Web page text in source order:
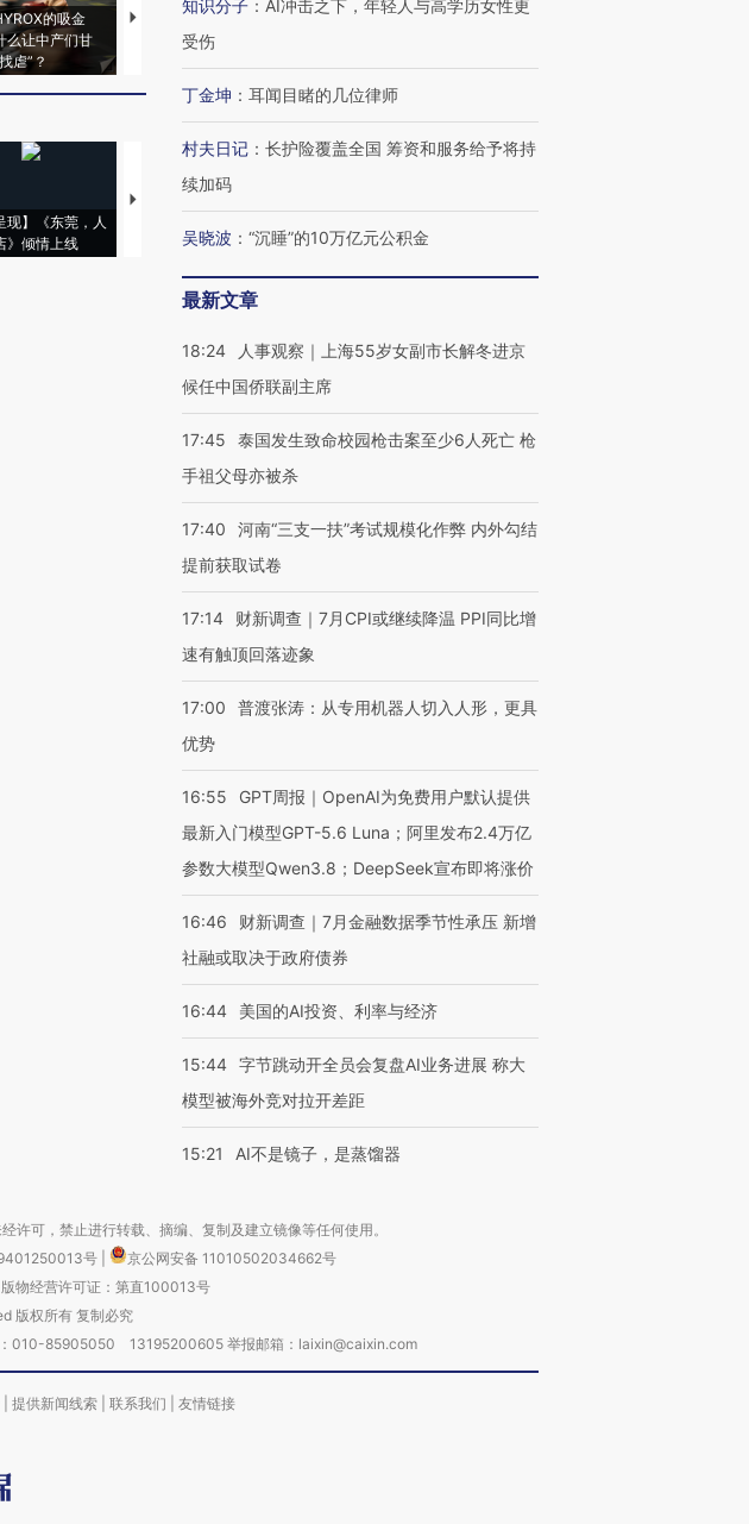
的吸金
么让中产们甘
虐”？
马航飞行员跨国走私7万
粒摇头丸 尿检体内含3种
视线｜被称为“蟑螂”的印
视线｜“入侵”还是“人道危
现】《东莞，人
》倾情上线
【推广】走进第四届链博
有意思的生活方式·第三对
知识分子 ： AI冲击之下，年轻人与高学历女性更
受伤
丁金坤 ： 耳闻目睹的几位律师
村夫日记 ： 长护险覆盖全国 筹资和服务给予将持
续加码
吴晓波 ： “沉睡”的10万亿元公积金
最新文章
18:24
人事观察｜上海55岁女副市长解冬进京
候任中国侨联副主席
17:45
泰国发生致命校园枪击案至少6人死亡 枪
手祖父母亦被杀
17:40
河南“三支一扶”考试规模化作弊 内外勾结
提前获取试卷
17:14
财新调查｜7月CPI或继续降温 PPI同比增
速有触顶回落迹象
17:00
普渡张涛：从专用机器人切入人形，更具
优势
16:55
GPT周报｜OpenAI为免费用户默认提供
最新入门模型GPT-5.6 Luna；阿里发布2.4万亿
参数大模型Qwen3.8；DeepSeek宣布即将涨价
16:46
财新调查｜7月金融数据季节性承压 新增
社融或取决于政府债券
16:44 美国的AI投资、利率与经济
15:44 字节跳动开全员会复盘AI业务进展 称大
模型被海外竞对拉开差距
15:21 AI不是镜子，是蒸馏器
许可，禁止进行转载、摘编、复制及建立镜像等任何使用。
号
京公网安备 11010502034662号
物经营许可证：第直100013号
版权所有 复制必究
：010-85905050 13195200605 举报邮箱：laixin@caixin.com
提供新闻线索 联系我们 友情链接